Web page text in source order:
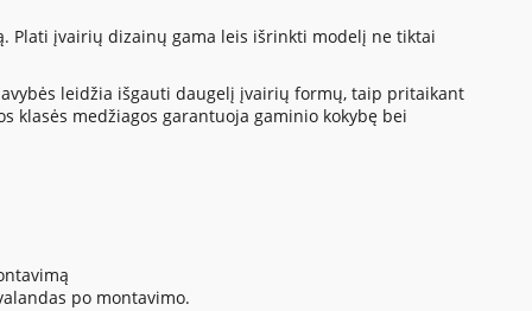
Plati įvairių dizainų gama leis išrinkti modelį ne tiktai
leidžia išgauti daugelį įvairių formų, taip pritaikant
medžiagos garantuoja gaminio kokybę bei
po montavimo.